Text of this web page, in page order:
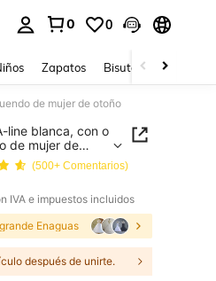
0 0
Zapatos Bisutería Y
de mujer de otoño
line blanca, con o
de mujer de
(500+ Comentarios)
IVA e impuestos incluidos
Enaguas
después de unirte.